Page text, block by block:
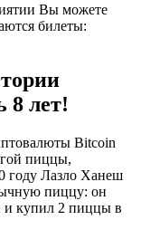
Вы можете
билеты:
8 лет!
Bitcoin
пиццы,
году Лазло Ханеш
пиццу: он
и купил 2 пиццы в